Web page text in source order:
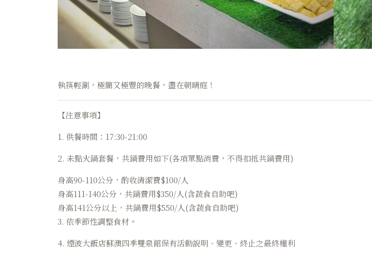
執筷輕涮，極簡又極豐的晚餐，盡在朝晴庭！
【注意事項】
1. 供餐時間：17:30-21:00
2. 未點火鍋套餐，共鍋費用如下(各項單點消費，不得扣抵共鍋費用)
身高90-110公分，酌收清潔費$100/人
身高111-140公分，共鍋費用$350/人(含蔬食自助吧)
身高141公分以上，共鍋費用$550/人(含蔬食自助吧)
3. 依季節性調整食材。
4. 煙波大飯店蘇澳四季雙泉館保有活動說明、變更、終止之最終權利